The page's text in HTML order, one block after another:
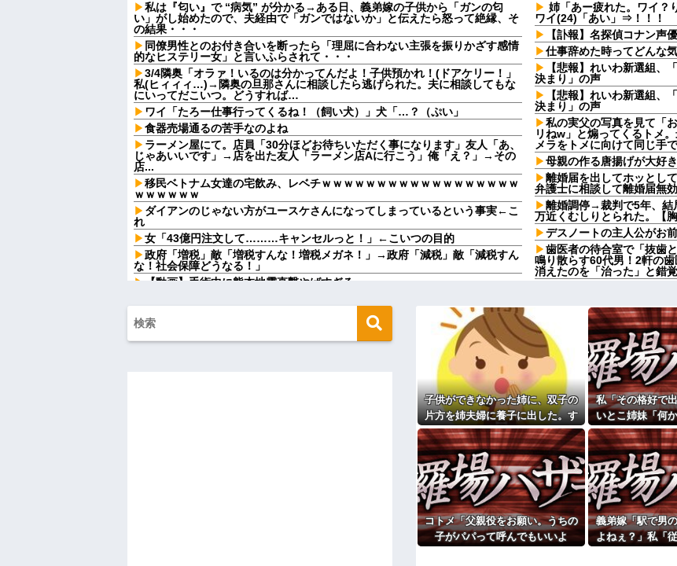
私は『匂い』で “病気” が分かる→ある日、義弟嫁の子供から「ガンの匂
い」がし始めたので、夫経由で「ガンではないか」と伝えたら怒って絶縁、そ
の結果・・・
同僚男性とのお付き合いを断ったら「理屈に合わない主張を振りかざす感情
的なヒステリー女」と言いふらされて・・・
3/4隣奥「オラァ！いるのは分かってんだよ！子供預かれ！(ドアケリー！」
私(ヒィィィ…)→隣奥の旦那さんに相談したら逃げられた。夫に相談してもな
にいってだこいつ。どうすれば…
ワイ「たろー仕事行ってくるね！（飼い犬）」犬「…？（ぷい」
食器売場通るの苦手なのよね
ラーメン屋にて。店員「30分ほどお待ちいただく事になります」友人「あ、
じゃあいいです」→店を出た友人「ラーメン店Aに行こう」俺「え？」→その
店...
移民ベトナム女達の宅飲み、レベチｗｗｗｗｗｗｗｗｗｗｗｗｗｗｗｗｗｗ
ｗｗｗｗｗｗ
ダイアンのじゃない方がユースケさんになってしまっているという事実←こ
れ
女「43億円注文して………キャンセルっと！」←こいつの目的
政府「増税」敵「増税すんな！増税メガネ！」→政府「減税」敵「減税すん
な！社会保障どうなる！」
【動画】手術中に熊本地震直撃やばすぎる
して…ｗｗｗ
親の借金のカタに17歳でもぐりの消費者金融社長の愛人になった。その後25
歳で1000万円を渡されマンションへ移された直後、社長が…
母が作ってくれた雛人形を夫に出してほしいと頼むと「別にいいじゃんあん
33歳くらいから太ったせいか加齢で＊が緩んだのかチョビッと漏れるように
半年前から夫が不倫していることに気づいた私。精神的に追い込まれて階段
お腹の子をﾀﾋ産した時。義妹「全部あんたのせいでしょ！」トメ「何を言っ
【卑怯な女】 いつも弱そうな相手をイビる同期S「おい、聞けよコラ！」地
味な私「あ？相手選んでデカい事言ってんじゃねえよ」S「え…」→予想外の
ハードオフに売っていた4万4000円のフィギュアがヤバすぎるｗｗｗｗｗｗ
私「ちょっと、人の家の金庫触らないでよ！」キチママ『そこに金庫があっ
たから、開けてみようとしただけ☆』義兄「泥は出てけ！二度と来るな！」結
姉「あー疲れた。ワイ？
ワイ(24)「あい」⇒！！！
【訃報】名探偵コナン声
仕事辞めた時ってどんな
【悲報】れいわ新選組
決まり」の声
【悲報】れいわ新選組
決まり」の声
私の実父の写真を見て「
リねw」と煽ってくるトメ
メラをトメに向けて同じ手
母親の作る唐揚げが大好
離婚届を出してホッとし
弁護士に相談して離婚届無
離婚調停→裁判で5年、結
万近くむしりとられた。【胸
デスノートの主人公がお
歯医者の待合室で「抜歯
鳴り散らす60代男！2軒の
消えたのを「治った」と錯
嫁の料理がクソまずい。
飯だけ・・・
高校生がうちの車に傷を
謝ってくれた。夫「その程
おかしい」←は！？
友達にフリンしてる事を
おらず...
【社内混乱】社長(50代)
wwww
彼の母親と初めて食事し
定なんですってね」と言っ
【画像】思わず保存した
ｗｗｗ
相手がどんなパイプ持っ
主な税金の成り立ちを調
子供ができなかった姉に、双子の
片方を姉夫婦に養子に出した。す
ると、養子に出した子がすごく礼
儀正しくてビックリ
私「その格好で
いとこ姉妹「何
結婚式当日に感
まで消
コトメ「父親役をお願い。うちの
子がパパって呼んでもいいよ
義弟嫁「駅で男
よねぇ？」私「